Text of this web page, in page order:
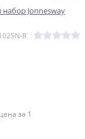
Jonnesway
R
за 1